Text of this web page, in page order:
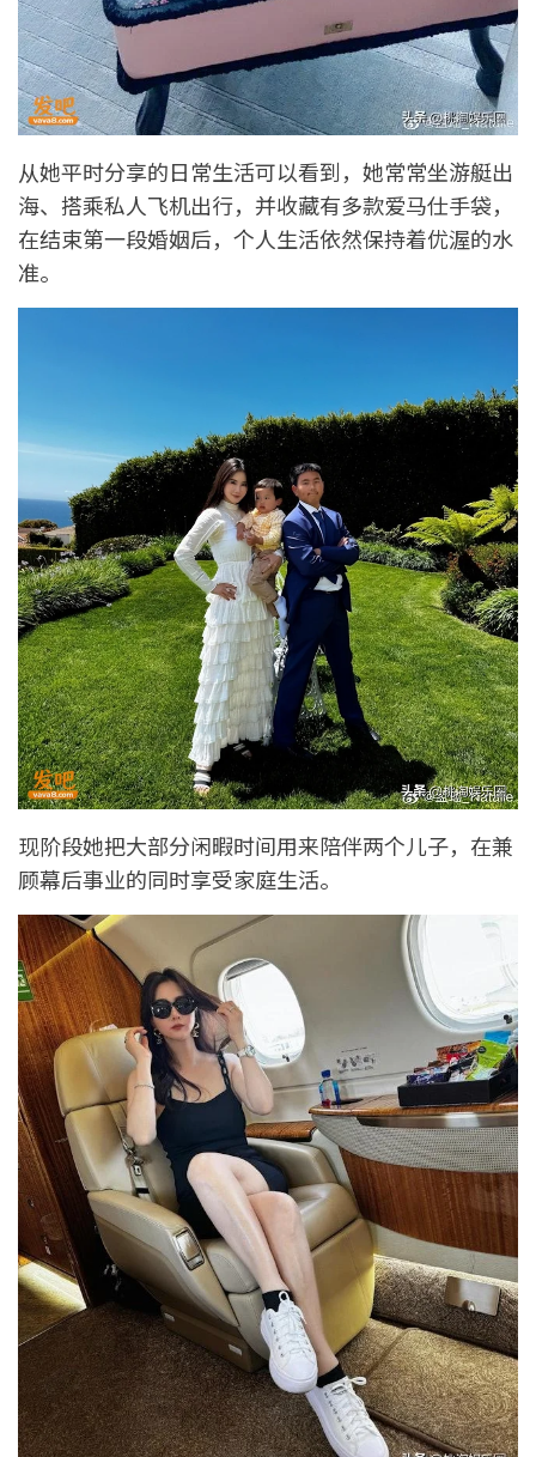
从她平时分享的日常生活可以看到，她常常坐游艇出
海、搭乘私人飞机出行，并收藏有多款爱马仕手袋，
在结束第一段婚姻后，个人生活依然保持着优渥的水
准。
现阶段她把大部分闲暇时间用来陪伴两个儿子，在兼
顾幕后事业的同时享受家庭生活。